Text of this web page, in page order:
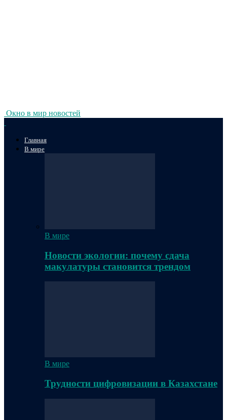
Окно в мир новостей
Главная
В мире
В мире
Новости экологии: почему сдача
макулатуры становится трендом
В мире
Трудности цифровизации в Казахстане